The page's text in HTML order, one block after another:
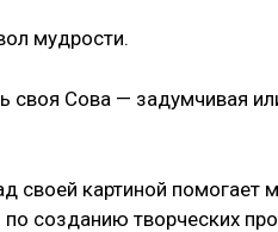
мудрости.
своя Сова — задумчивая
своей картиной
созданию творческих